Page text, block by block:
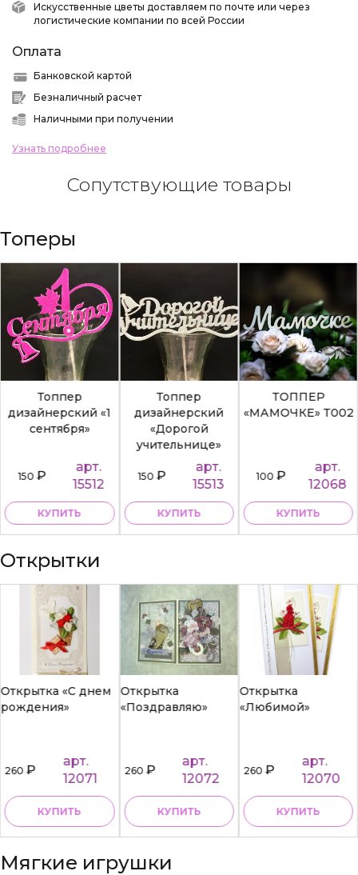
Искусственные цветы доставляем по почте или через
логистические компании по всей России
Оплата
Банковской картой
Безналичный расчет
Наличными при получении
Узнать подробнее
Сопутствующие товары
Топеры
Топпер
дизайнерский «1
сентября»
150₽
арт.
15512
КУПИТЬ
Топпер
дизайнерский
«Дорогой
учительнице»
150₽
арт.
15513
КУПИТЬ
ТОППЕР
«МАМОЧКЕ» Т002
100₽
арт.
12068
КУПИТЬ
Открытки
Открытка «С днем
рождения»
260₽
арт.
12071
КУПИТЬ
Открытка
«Поздравляю»
260₽
арт.
12072
КУПИТЬ
Открытка
«Любимой»
260₽
арт.
12070
КУПИТЬ
Мягкие игрушки